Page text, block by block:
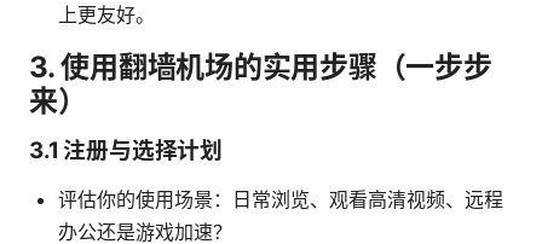
上更友好。
3. 使用翻墙机场的实用步骤（一步步
来）
3.1 注册与选择计划
评估你的使用场景：日常浏览、观看高清视频、远程
办公还是游戏加速？